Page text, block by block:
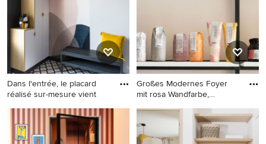
Dans l'entrée, le placard
réalisé sur-mesure vient
Mittelgroßer Moderner
Eingang mit rosa Wandfarbe
in Paris
Großes Modernes Foyer
mit rosa Wandfarbe,
Großes Modernes Foyer mit
rosa Wandfarbe, Holzdecke
und Holzwänden in Sonstige